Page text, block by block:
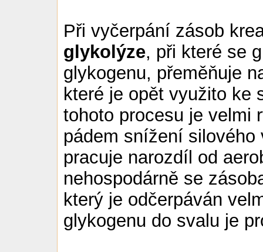
Při vyčerpání zásob
glykolýze, při které se
glykogenu, přeměňuje
které je opět využito ke
tohoto procesu je velmi
pádem snížení
pracuje narozdíl od
nehospodárně se
který je odčerpáván
glykogenu do svalu je